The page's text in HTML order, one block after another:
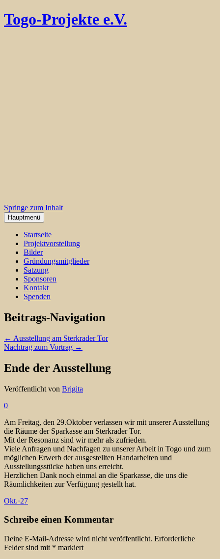
Togo-Projekte e.V.
Springe zum Inhalt
Hauptmenü
Startseite
Projektvorstellung
Bilder
Gründungsmitglieder
Satzung
Sponsoren
Kontakt
Spenden
Beitrags-Navigation
← Ausstellung am Sterkrader Tor
Nachtrag zum Vortrag →
Ende der Ausstellung
Veröffentlicht von Brigita
0
Am Freitag, den 29.Oktober verlassen wir mit unserer Ausstellung
die Räume der Sparkasse am Sterkrader Tor.
Mit der Resonanz sind wir mehr als zufrieden.
Viele Anfragen und Nachfagen zu unserer Arbeit in Togo und zum
möglichen Erwerb der ausgestellten Handarbeiten und
Ausstellungsstücke haben uns erreicht.
Herzlichen Dank noch einmal an die Sparkasse, die uns die
Räumlichkeiten zur Verfügung gestellt hat.
Okt.·27
Schreibe einen Kommentar
Deine E-Mail-Adresse wird nicht veröffentlicht. Erforderliche
Felder sind mit * markiert